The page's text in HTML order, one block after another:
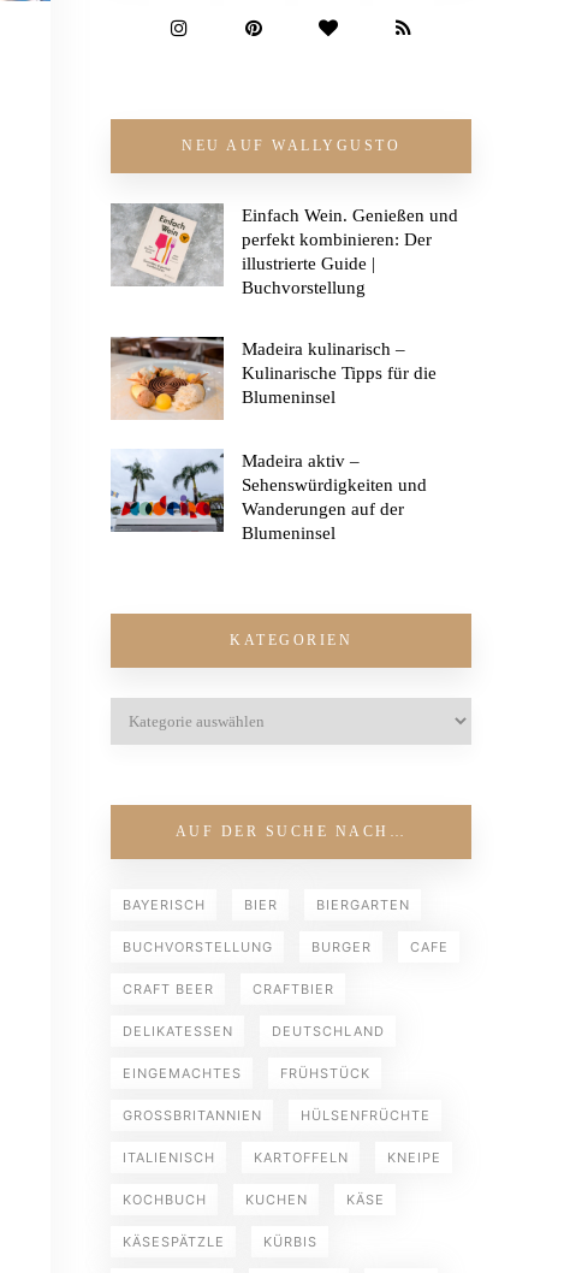
NEU AUF WALLYGUSTO
Einfach Wein. Genießen und
perfekt kombinieren: Der
illustrierte Guide |
Buchvorstellung
Madeira kulinarisch –
Kulinarische Tipps für die
Blumeninsel
Madeira aktiv –
Sehenswürdigkeiten und
Wanderungen auf der
Blumeninsel
KATEGORIEN
AUF DER SUCHE NACH…
BAYERISCH BIER BIERGARTEN
BUCHVORSTELLUNG BURGER CAFE
CRAFT BEER CRAFTBIER
DELIKATESSEN DEUTSCHLAND
EINGEMACHTES FRÜHSTÜCK
GROSSBRITANNIEN HÜLSENFRÜCHTE
ITALIENISCH KARTOFFELN KNEIPE
KOCHBUCH KUCHEN KÄSE
KÄSESPÄTZLE KÜRBIS